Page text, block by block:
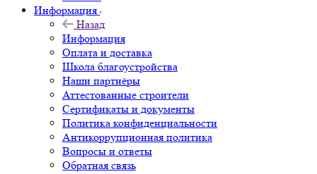
Информация
Назад
Информация
Оплата и доставка
Школа благоустройства
Наши партнёры
Аттестованные строители
Сертификаты и документы
Политика конфиденциальности
Антикоррупционная политика
Вопросы и ответы
Обратная связь